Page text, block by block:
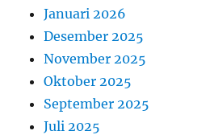
Januari 2026
Desember 2025
November 2025
Oktober 2025
September 2025
Juli 2025